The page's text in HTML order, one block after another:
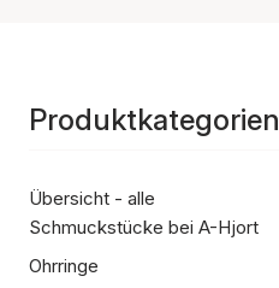
Produktkategorien
Übersicht - alle
Schmuckstücke bei A-Hjort
Ohrringe